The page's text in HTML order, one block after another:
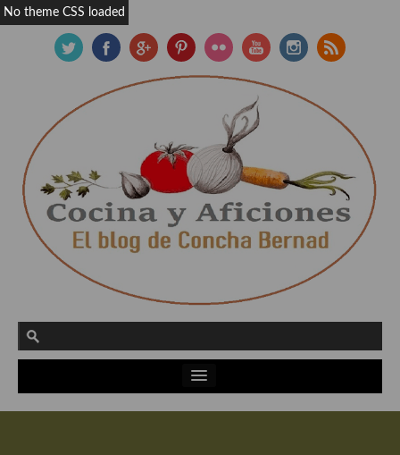
Actualidad y recomendaciones
No theme CSS loaded